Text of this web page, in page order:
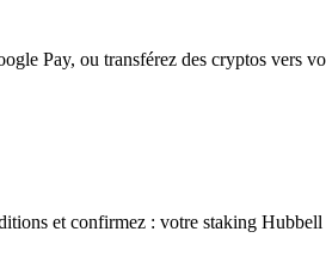
Pay, ou transférez des cryptos vers
et confirmez : votre staking Hubbell